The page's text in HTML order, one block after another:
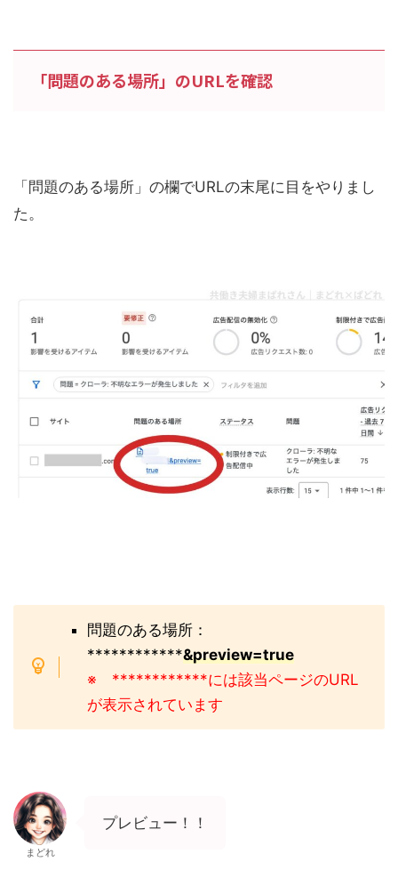
「問題のある場所」のURLを確認
「問題のある場所」の欄でURLの末尾に目をやりまし
た。
問題のある場所：
************&preview=true
※ ************には該当ページのURL
が表示されています
まどれ
プレビュー！！